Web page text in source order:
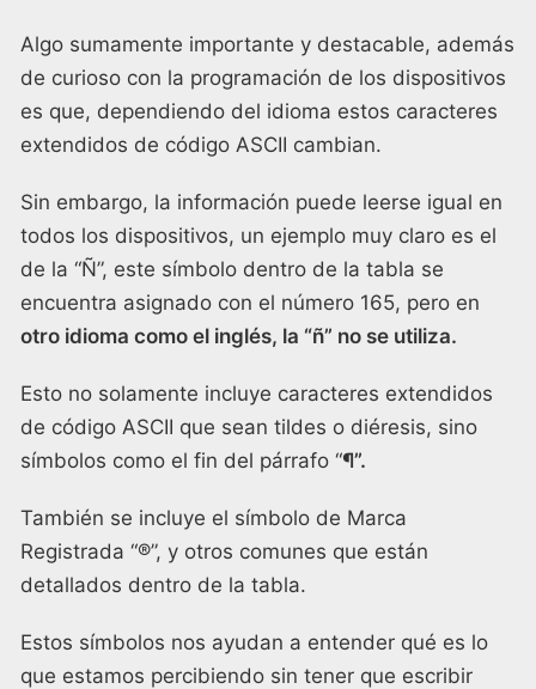
Algo sumamente importante y destacable, además
de curioso con la programación de los dispositivos
es que, dependiendo del idioma estos caracteres
extendidos de código ASCII cambian.
Sin embargo, la información puede leerse igual en
todos los dispositivos, un ejemplo muy claro es el
de la “Ñ”, este símbolo dentro de la tabla se
encuentra asignado con el número 165, pero en
otro idioma como el inglés, la “ñ” no se utiliza.
Esto no solamente incluye caracteres extendidos
de código ASCII que sean tildes o diéresis, sino
símbolos como el fin del párrafo “¶”.
También se incluye el símbolo de Marca
Registrada “®”, y otros comunes que están
detallados dentro de la tabla.
Estos símbolos nos ayudan a entender qué es lo
que estamos percibiendo sin tener que escribir